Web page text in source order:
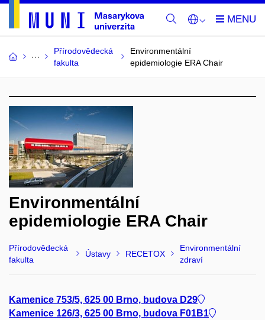
Přírodovědecká
fakulta
Environmentální
epidemiologie ERA Chair
Environmentální
epidemiologie ERA Chair
Přírodovědecká
fakulta
Ústavy RECETOX
Environmentální
zdraví
Kamenice 753/5, 625 00 Brno, budova D29
Kamenice 126/3, 625 00 Brno, budova F01B1